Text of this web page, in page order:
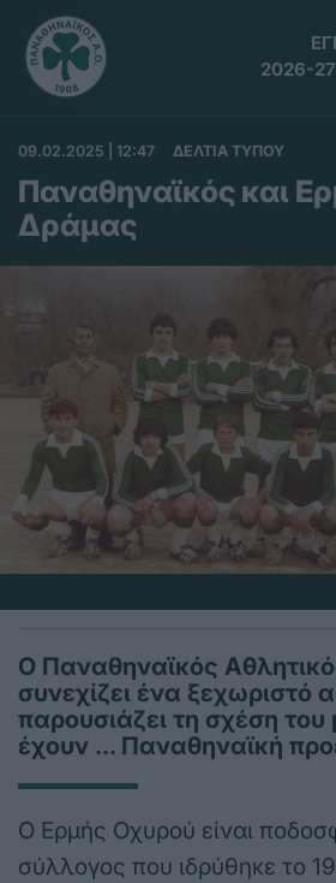
2026-
09.02.2025 | 12:47 ΔΕΛΤΙΑ ΤΥΠΟΥ
Παναθηναϊκός και
Δράμας
Ο Παναθηναϊκός
συνεχίζει ένα ξεχωριστό
παρουσιάζει τη σχέση
έχουν … Παναθηναϊκή
Ο Ερμής Οχυρού είναι
σύλλογος που ιδρύθηκε το